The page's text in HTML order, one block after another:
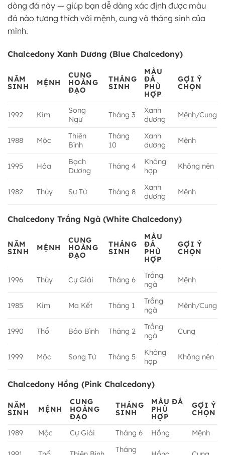
dòng đá này — giúp bạn dễ dàng xác định được màu
đá nào tương thích với mệnh, cung và tháng sinh của
mình.
Chalcedony Xanh Dương (Blue Chalcedony)
NĂM
SINH
MỆNH
CUNG
HOÀNG
ĐẠO
THÁNG
SINH
MÀU
ĐÁ
PHÙ
HỢP
GỢI Ý
CHỌN
1992 Kim
Song
Ngư
Tháng 3
Xanh
dương
Mệnh/Cung
1988 Mộc
Thiên
Bình
Tháng
10
Xanh
dương
Mệnh
1995 Hỏa
Bạch
Dương
Tháng 4
Không
hợp
Không nên
1982 Thủy Sư Tử Tháng 8
Xanh
dương
Mệnh
Chalcedony Trắng Ngà (White Chalcedony)
NĂM
SINH
MỆNH
CUNG
HOÀNG
ĐẠO
THÁNG
SINH
MÀU
ĐÁ
PHÙ
HỢP
GỢI Ý
CHỌN
1996 Thủy Cự Giải Tháng 6
Trắng
ngà
Mệnh
1985 Kim Ma Kết Tháng 1
Trắng
ngà
Mệnh/Cung
1990 Thổ Bảo Bình Tháng 2
Trắng
ngà
Cung
1999 Mộc Song Tử Tháng 5
Không
hợp
Không nên
Chalcedony Hồng (Pink Chalcedony)
NĂM
SINH
MỆNH
CUNG
HOÀNG
ĐẠO
THÁNG
SINH
MÀU ĐÁ
PHÙ
HỢP
GỢI Ý
CHỌN
1989 Mộc Cự Giải Tháng 6 Hồng Mệnh
Tháng